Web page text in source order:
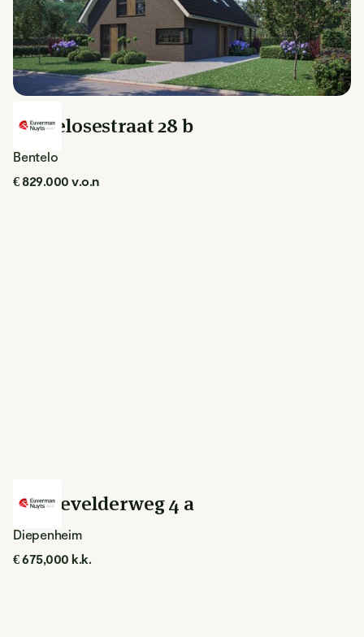
Bentelosestraat 28 b
Bentelo
€ 829.000 v.o.n
Hengevelderweg 4 a
Diepenheim
€ 675,000 k.k.